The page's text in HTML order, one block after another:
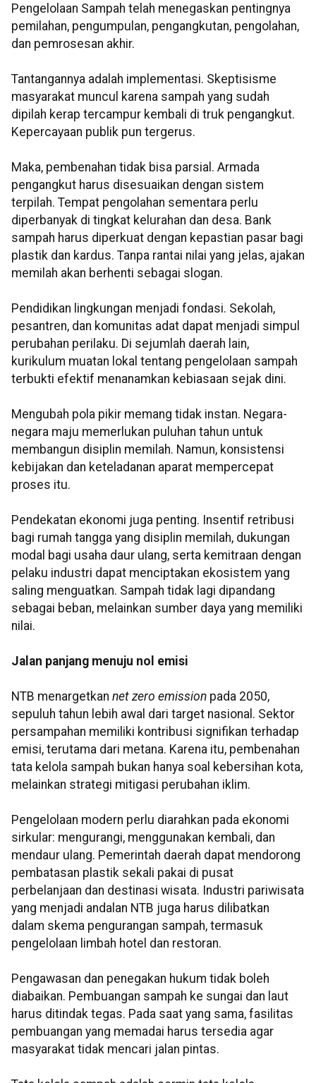
Pengelolaan Sampah telah menegaskan pentingnya
pemilahan, pengumpulan, pengangkutan, pengolahan,
dan pemrosesan akhir.
Tantangannya adalah implementasi. Skeptisisme
masyarakat muncul karena sampah yang sudah
dipilah kerap tercampur kembali di truk pengangkut.
Kepercayaan publik pun tergerus.
Maka, pembenahan tidak bisa parsial. Armada
pengangkut harus disesuaikan dengan sistem
terpilah. Tempat pengolahan sementara perlu
diperbanyak di tingkat kelurahan dan desa. Bank
sampah harus diperkuat dengan kepastian pasar bagi
plastik dan kardus. Tanpa rantai nilai yang jelas, ajakan
memilah akan berhenti sebagai slogan.
Pendidikan lingkungan menjadi fondasi. Sekolah,
pesantren, dan komunitas adat dapat menjadi simpul
perubahan perilaku. Di sejumlah daerah lain,
kurikulum muatan lokal tentang pengelolaan sampah
terbukti efektif menanamkan kebiasaan sejak dini.
Mengubah pola pikir memang tidak instan. Negara-
negara maju memerlukan puluhan tahun untuk
membangun disiplin memilah. Namun, konsistensi
kebijakan dan keteladanan aparat mempercepat
proses itu.
Pendekatan ekonomi juga penting. Insentif retribusi
bagi rumah tangga yang disiplin memilah, dukungan
modal bagi usaha daur ulang, serta kemitraan dengan
pelaku industri dapat menciptakan ekosistem yang
saling menguatkan. Sampah tidak lagi dipandang
sebagai beban, melainkan sumber daya yang memiliki
nilai.
Jalan panjang menuju nol emisi
NTB menargetkan net zero emission pada 2050,
sepuluh tahun lebih awal dari target nasional. Sektor
persampahan memiliki kontribusi signifikan terhadap
emisi, terutama dari metana. Karena itu, pembenahan
tata kelola sampah bukan hanya soal kebersihan kota,
melainkan strategi mitigasi perubahan iklim.
Pengelolaan modern perlu diarahkan pada ekonomi
sirkular: mengurangi, menggunakan kembali, dan
mendaur ulang. Pemerintah daerah dapat mendorong
pembatasan plastik sekali pakai di pusat
perbelanjaan dan destinasi wisata. Industri pariwisata
yang menjadi andalan NTB juga harus dilibatkan
dalam skema pengurangan sampah, termasuk
pengelolaan limbah hotel dan restoran.
Pengawasan dan penegakan hukum tidak boleh
diabaikan. Pembuangan sampah ke sungai dan laut
harus ditindak tegas. Pada saat yang sama, fasilitas
pembuangan yang memadai harus tersedia agar
masyarakat tidak mencari jalan pintas.